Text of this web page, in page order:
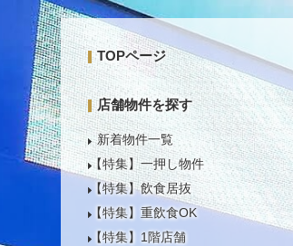
TOPページ
店舗物件を探す
新着物件一覧
【特集】一押し物件
【特集】飲食居抜
【特集】重飲食OK
【特集】1階店舗